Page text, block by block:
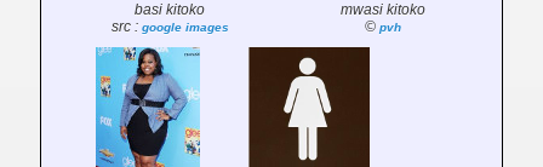
basi kitoko
src : google images
mwasi kitoko
© pvh